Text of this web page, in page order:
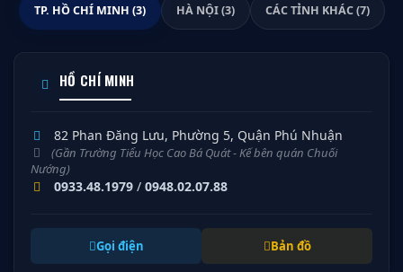
TP. HỒ CHÍ MINH (3) HÀ NỘI (3) CÁC TỈNH KHÁC (7)
HỒ CHÍ MINH
82 Phan Đăng Lưu, Phường 5, Quận Phú Nhuận
(Gần Trường Tiểu Học Cao Bá Quát - Kế bên quán Chuối
Nướng)
0933.48.1979 / 0948.02.07.88
Gọi điện Bản đồ